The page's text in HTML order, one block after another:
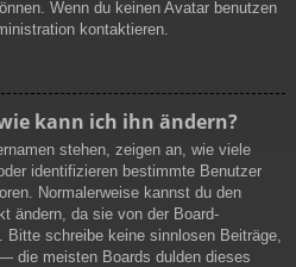
Wenn du keinen Avatar benutzen
kontaktieren.
kann ich ihn ändern?
stehen, zeigen an, wie viele
identifizieren bestimmte Benutzer
Normalerweise kannst du den
ändern, da sie von der Board-
schreibe keine sinnlosen Beiträge,
die meisten Boards dulden dieses